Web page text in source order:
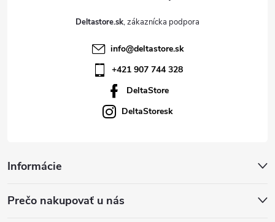
Deltastore.sk
info@deltastore.sk
+421 907 744 328
DeltaStore
DeltaStoresk
Informácie
Prečo nakupovať u nás